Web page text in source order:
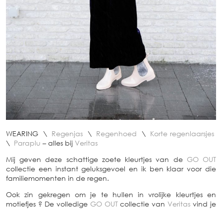
WEARING \ Regenjas \ Regenhoed \ Korte regenlaarsjes
\ Paraplu – alles bij Veritas
Mij geven deze schattige zoete kleurtjes van de GO OUT
collectie een instant geluksgevoel en ik ben klaar voor die
familiemomenten in de regen.
Ook zin gekregen om je te hullen in vrolijke kleurtjes en
motiefjes ? De volledige GO OUTcollectie vanVeritas vind je